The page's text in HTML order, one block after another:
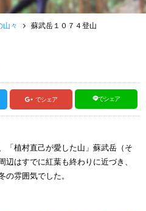
山々 蘇武岳１０７４登山
でシェア でシェア
「植村直己が愛した山」蘇武岳（そ
はすでに紅葉も終わりに近づき、
の雰囲気でした。